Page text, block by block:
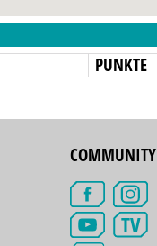
PUNKTE
COMMUNITY
TV